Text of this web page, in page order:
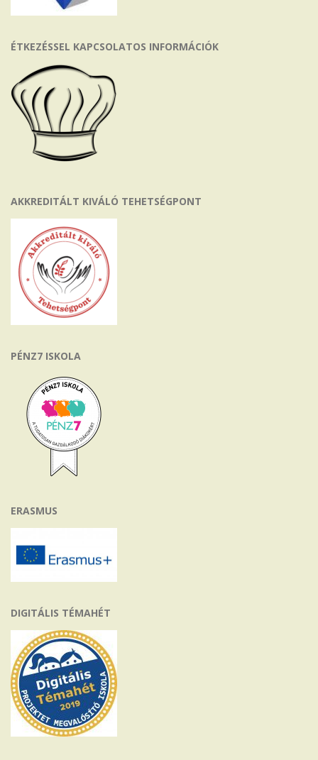
ÉTKEZÉSSEL KAPCSOLATOS INFORMÁCIÓK
AKKREDITÁLT KIVÁLÓ TEHETSÉGPONT
PÉNZ7 ISKOLA
ERASMUS
DIGITÁLIS TÉMAHÉT